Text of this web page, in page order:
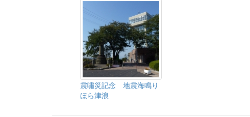
震嘯災記念 地震海鳴り
ほら津浪